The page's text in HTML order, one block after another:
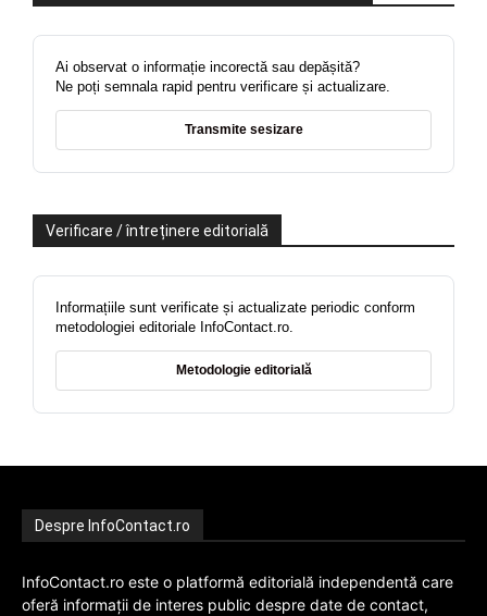
Ai observat o informație incorectă sau depășită?
Ne poți semnala rapid pentru verificare și actualizare.
Transmite sesizare
Verificare / întreținere editorială
Informațiile sunt verificate și actualizate periodic conform
metodologiei editoriale InfoContact.ro.
Metodologie editorială
Despre InfoContact.ro
InfoContact.ro este o platformă editorială independentă care
oferă informații de interes public despre date de contact,